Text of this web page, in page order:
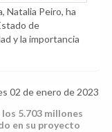
Natalia Peiro, ha
de
y la importancia
02 de enero de 2023
5.703 millones
en su proyecto